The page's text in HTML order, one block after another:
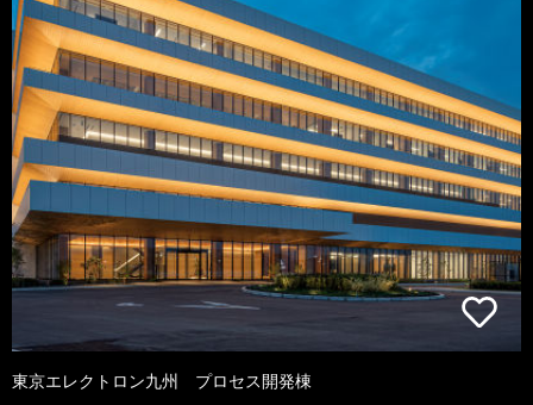
東京エレクトロン九州 プロセス開発棟